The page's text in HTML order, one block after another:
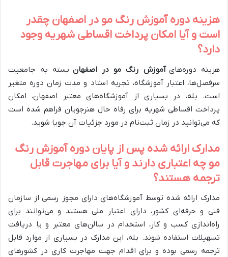
هزینه دوره آموزش رنگ مو در اصفهان چقدر
است و آیا امکان پرداخت اقساطی شهریه وجود
دارد؟
هزینه دوره‌های آموزش رنگ مو در اصفهان بسته به جامعیت
سرفصل‌ها، اعتبار آموزشگاه، تجربه استاد و مدت زمان دوره متغیر
است. بله، در بسیاری از آموزشگاه‌های معتبر اصفهان، امکان
پرداخت اقساطی شهریه برای رفاه حال هنرجویان فراهم شده است
که می‌توانید در زمان ثبت‌نام در مورد جزئیات آن جویا شوید.
مدارک ارائه شده پس از پایان دوره آموزش رنگ
مو چه اعتباری دارند و آیا برای مهاجرت قابل
ترجمه هستند؟
مدارک ارائه شده توسط آموزشگاه‌های دارای مجوز رسمی از سازمان
فنی و حرفه‌ای کشور، دارای اعتبار ملی هستند و می‌توانند برای
راه‌اندازی کسب و کار، استخدام در سالن‌های معتبر و یا دریافت
تسهیلات استفاده شوند. بله، این مدارک در بسیاری از موارد قابل
ترجمه رسمی بوده و برای اقدام جهت مهاجرت کاری در کشورهای